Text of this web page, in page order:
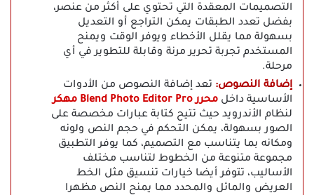
التصميمات المعقدة التي تحتوي على أكثر من عنصر،
بفضل تعدد الطبقات يمكن التراجع أو التعديل
بسهولة مما يقلل الأخطاء ويوفر الوقت ويمنح
المستخدم تجربة تحرير مرنة وقابلة للتطوير في أي
مرحلة.
إضافة النصوص: تعد إضافة النصوص من الأدوات
الأساسية داخل محرر Blend Photo Editor Pro مهكر
لنظام الأندرويد حيث تتيح كتابة عبارات مخصصة على
الصور بسهولة، يمكن التحكم في حجم النص ولونه
ومكانه بما يتناسب مع التصميم، كما يوفر التطبيق
مجموعة متنوعة من الخطوط لتناسب مختلف
الأساليب، تتوفر أيضا خيارات تنسيق مثل الخط
العريض والمائل والمحدد مما يمنح النص مظهرا